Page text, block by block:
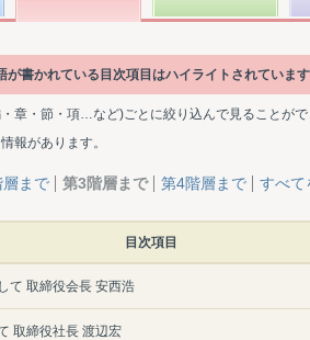
書かれている目次項目はハイライトされています
章・節・項…など)ごとに絞り込んで見ることがで
報があります。
まで 第3階層まで 第4階層まで すべて
目次項目
て 取締役会長 安西浩
取締役社長 渡辺宏